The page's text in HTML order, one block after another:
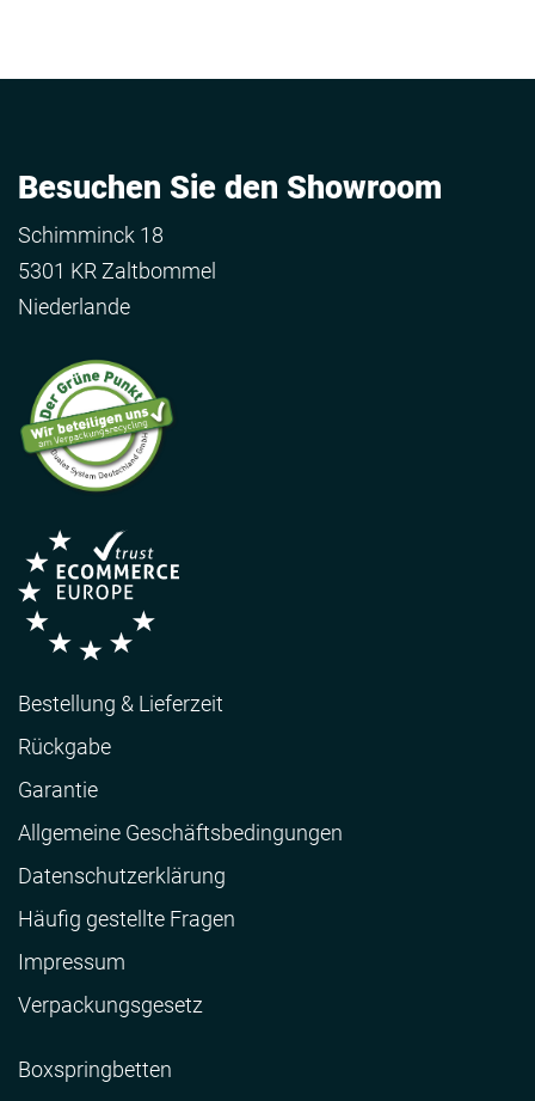
Besuchen Sie den Showroom
Schimminck 18
5301 KR Zaltbommel
Niederlande
Bestellung & Lieferzeit
Rückgabe
Garantie
Allgemeine Geschäftsbedingungen
Datenschutzerklärung
Häufig gestellte Fragen
Impressum
Verpackungsgesetz
Boxspringbetten